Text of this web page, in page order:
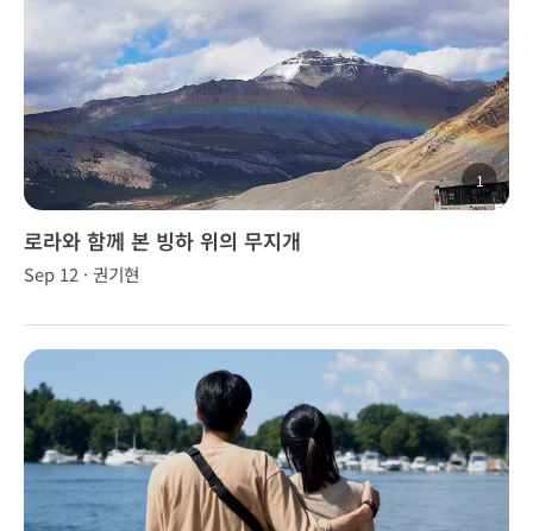
1
로라와 함께 본 빙하 위의 무지개
Sep 12 · 권기현